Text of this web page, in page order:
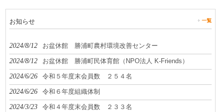
お知らせ 一覧
2024/8/12 お盆休館 勝浦町農村環境改善センター
2024/8/12 お盆休館 勝浦町民体育館（NPO法人 K-Friends）
2024/6/26 令和５年度末会員数 ２５４名
2024/6/26 令和６年度組織体制
2024/3/23 令和４年度末会員数 ２３３名